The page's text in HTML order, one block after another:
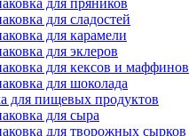
для пряников
для сладостей
для карамели
для эклеров
для кексов и маффинов
для шоколада
для пищевых продуктов
для сыра
для творожных сырков